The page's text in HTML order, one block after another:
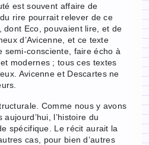
est souvent affaire de
rire pourrait relever de ce
dont Eco, pouvaient lire, et de
d’Avicenne, et ce texte
semi-consciente, faire écho à
modernes ; tous ces textes
Avicenne et Descartes ne
Comme nous y avons
l’histoire du
spécifique. Le récit aurait la
cas, pour bien d’autres